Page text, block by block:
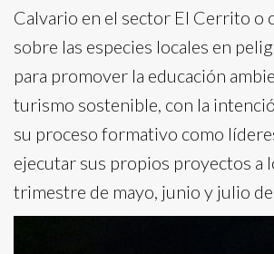
Calvario en el sector El Cerrito o
sobre las especies locales en
para promover la educación
turismo sostenible, con la
su proceso formativo como
ejecutar sus propios proyectos a
trimestre de mayo, junio y julio